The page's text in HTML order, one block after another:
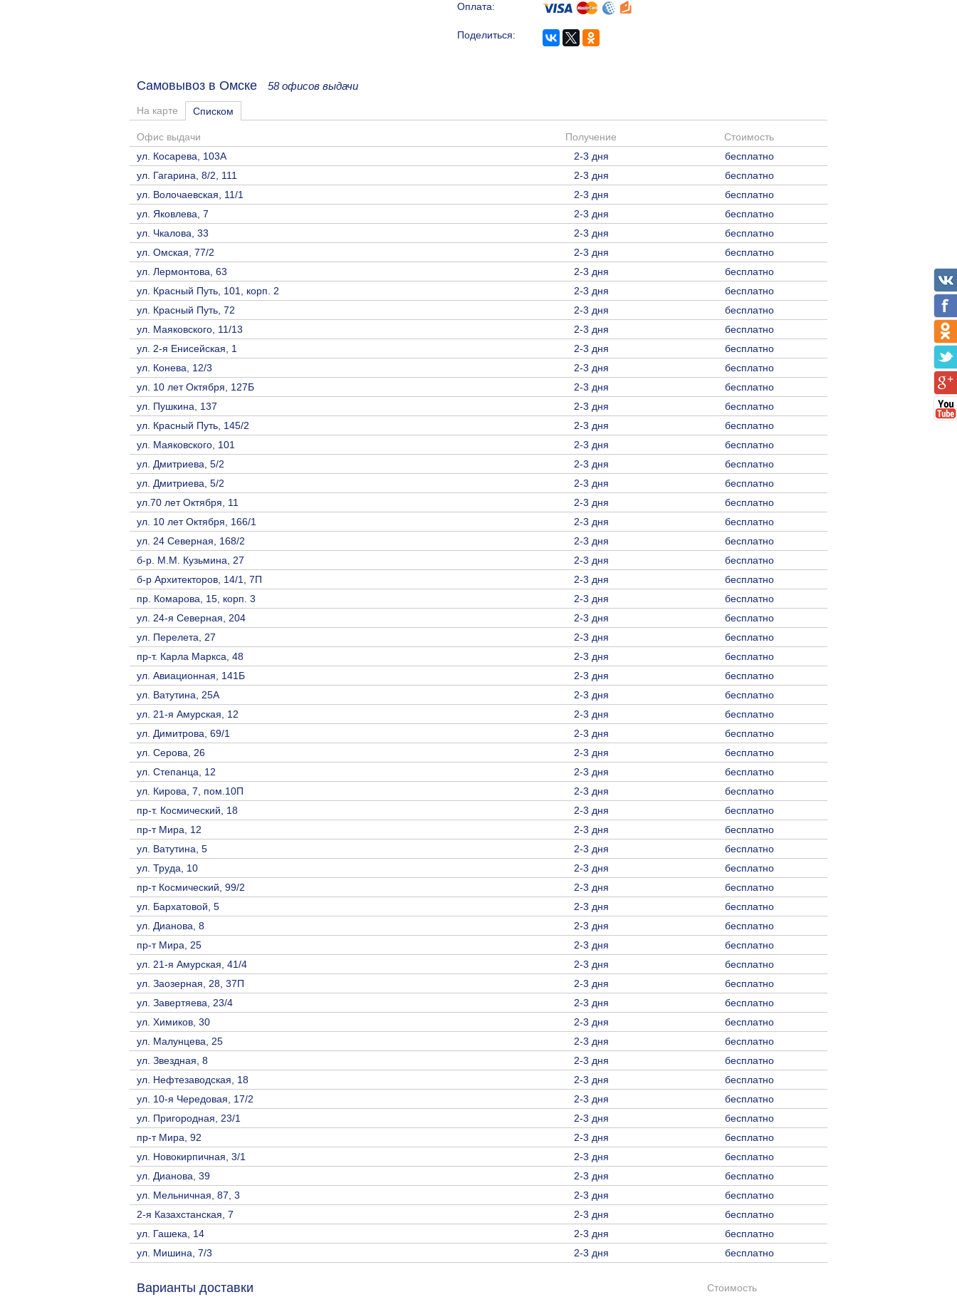
Оплата:
Поделиться:
Самовывоз в Омске 58 офисов выдачи
На карте Списком
Офис выдачи Получение
Стоимость
ул. Косарева, 103А
2-3 дня
бесплатно
ул. Гагарина, 8/2, 111
2-3 дня
бесплатно
ул. Волочаевская, 11/1
2-3 дня
бесплатно
ул. Яковлева, 7
2-3 дня
бесплатно
ул. Чкалова, 33
2-3 дня
бесплатно
ул. Омская, 77/2
2-3 дня
бесплатно
ул. Лермонтова, 63
2-3 дня
бесплатно
ул. Красный Путь, 101, корп. 2
2-3 дня
бесплатно
ул. Красный Путь, 72
2-3 дня
бесплатно
ул. Маяковского, 11/13
2-3 дня
бесплатно
ул. ​2-я Енисейская, 1
2-3 дня
бесплатно
ул. Конева, 12/3
2-3 дня
бесплатно
ул. 10 лет Октября, 127Б
2-3 дня
бесплатно
ул. Пушкина, 137
2-3 дня
бесплатно
ул. Красный Путь, 145/2
2-3 дня
бесплатно
ул. Маяковского, 101
2-3 дня
бесплатно
ул. Дмитриева, 5/2
2-3 дня
бесплатно
ул. Дмитриева, 5/2
2-3 дня
бесплатно
ул.70 лет Октября, 11
2-3 дня
бесплатно
ул. 10 лет Октября, 166/1
2-3 дня
бесплатно
ул. 24 Северная, 168/2
2-3 дня
бесплатно
б-р. М.М. Кузьмина, 27
2-3 дня
бесплатно
б-р Архитекторов, 14/1, 7П
2-3 дня
бесплатно
пр. Комарова, 15, корп. 3
2-3 дня
бесплатно
ул. 24-я Северная, 204
2-3 дня
бесплатно
ул. Перелета, 27
2-3 дня
бесплатно
пр-т. Карла Маркса, 48
2-3 дня
бесплатно
ул. Авиационная, 141Б
2-3 дня
бесплатно
ул. Ватутина, 25А
2-3 дня
бесплатно
ул. 21-я Амурская, 12
2-3 дня
бесплатно
ул. Димитрова, 69/1
2-3 дня
бесплатно
ул. Серова, 26
2-3 дня
бесплатно
ул. Степанца, 12
2-3 дня
бесплатно
ул. Кирова, 7, пом.10П
2-3 дня
бесплатно
пр-т. Космический, 18
2-3 дня
бесплатно
пр-т Мира, 12
2-3 дня
бесплатно
ул. Ватутина, 5
2-3 дня
бесплатно
ул. Труда, 10
2-3 дня
бесплатно
пр-т Космический, 99/2
2-3 дня
бесплатно
ул. Бархатовой, 5
2-3 дня
бесплатно
ул. Дианова, 8
2-3 дня
бесплатно
пр-т Мира, 25
2-3 дня
бесплатно
ул. 21-я Амурская, 41/4
2-3 дня
бесплатно
ул. Заозерная, 28, 37П
2-3 дня
бесплатно
ул. Завертяева, 23/4
2-3 дня
бесплатно
ул. Химиков, 30
2-3 дня
бесплатно
ул. Малунцева, 25
2-3 дня
бесплатно
ул. Звездная, 8
2-3 дня
бесплатно
ул. Нефтезаводская, 18
2-3 дня
бесплатно
ул. 10-я Чередовая, 17/2
2-3 дня
бесплатно
ул. Пригородная, 23/1
2-3 дня
бесплатно
пр-т Мира, 92
2-3 дня
бесплатно
ул. Новокирпичная, 3/1
2-3 дня
бесплатно
ул. Дианова, 39
2-3 дня
бесплатно
ул. Мельничная, 87, 3
2-3 дня
бесплатно
2-я Казахстанская, 7
2-3 дня
бесплатно
ул. Гашека, 14
2-3 дня
бесплатно
ул. Мишина, 7/3
2-3 дня бесплатно
Варианты доставки Стоимость